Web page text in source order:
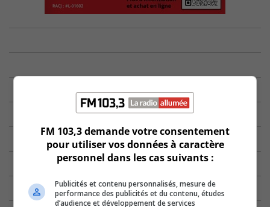
FM 103,3 demande votre consentement
pour utiliser vos données à caractère
personnel dans les cas suivants :
Publicités et contenu personnalisés, mesure de
performance des publicités et du contenu, études
d’audience et développement de services